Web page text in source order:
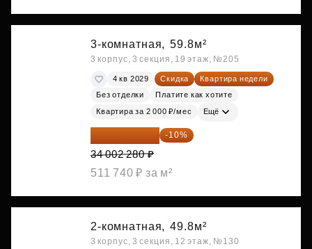
3-комнатная, 59.8м²
3 корпус, 3 секция, 19 этаж, №205
4 кв 2029 Скидка
Квартира недели
Без отделки
Платите как хотите
Квартира за 2 000 ₽/мес Ещё
30 602 052 ₽ -10%
34 002 280 ₽
511 740 ₽ за м²
2-комнатная, 49.8м²
3 корпус, 3 секция, 12 этаж, №130